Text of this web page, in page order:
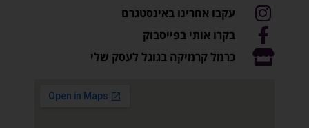
עקבו אחרינו באינסטגרם
בקרו אותי בפייסבוק
כרמל קרמיקה בגוגל לעסק שלי